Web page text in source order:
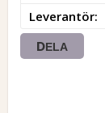
Leverantör
DELA